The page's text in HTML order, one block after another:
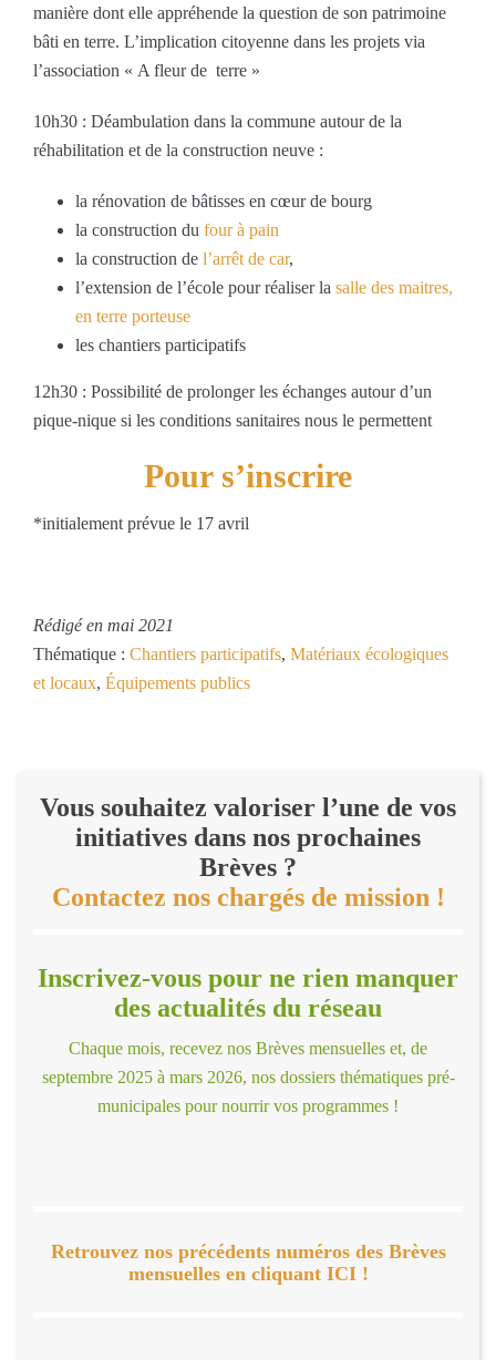
manière dont elle appréhende la question de son patrimoine
bâti en terre. L’implication citoyenne dans les projets via
l’association « A fleur de terre »
10h30 : Déambulation dans la commune autour de la
réhabilitation et de la construction neuve :
la rénovation de bâtisses en cœur de bourg
la construction du four à pain
la construction de l’arrêt de car,
l’extension de l’école pour réaliser la salle des maitres,
en terre porteuse
les chantiers participatifs
12h30 : Possibilité de prolonger les échanges autour d’un
pique-nique si les conditions sanitaires nous le permettent
Pour s’inscrire
*initialement prévue le 17 avril
Rédigé en mai 2021
Thématique : Chantiers participatifs, Matériaux écologiques
et locaux, Équipements publics
Vous souhaitez valoriser l’une de vos
initiatives dans nos prochaines
Brèves ?
Contactez nos chargés de mission !
Inscrivez-vous pour ne rien manquer
des actualités du réseau
Chaque mois, recevez nos Brèves mensuelles et, de
septembre 2025 à mars 2026, nos dossiers thématiques pré-
municipales pour nourrir vos programmes !
Retrouvez nos précédents numéros des Brèves
mensuelles en cliquant ICI !